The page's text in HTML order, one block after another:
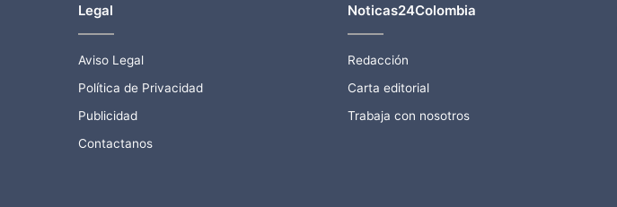
Legal
Aviso Legal
Política de Privacidad
Publicidad
Contactanos
Noticas24Colombia
Redacción
Carta editorial
Trabaja con nosotros